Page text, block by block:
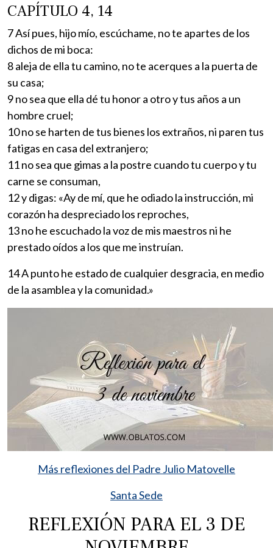
CAPÍTULO 4, 14
7 Así pues, hijo mío, escúchame, no te apartes de los
dichos de mi boca:
8 aleja de ella tu camino, no te acerques a la puerta de
su casa;
9 no sea que ella dé tu honor a otro y tus años a un
hombre cruel;
10 no se harten de tus bienes los extraños, ni paren tus
fatigas en casa del extranjero;
11 no sea que gimas a la postre cuando tu cuerpo y tu
carne se consuman,
12 y digas: «Ay de mí, que he odiado la instrucción, mi
corazón ha despreciado los reproches,
13 no he escuchado la voz de mis maestros ni he
prestado oídos a los que me instruían.
14 A punto he estado de cualquier desgracia, en medio
de la asamblea y la comunidad.»
Más reflexiones del Padre Julio Matovelle
Santa Sede
REFLEXIÓN PARA EL 3 DE